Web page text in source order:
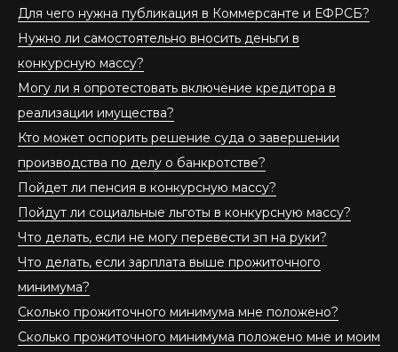
Для чего нужна публикация в Коммерсанте и ЕФРСБ?
Нужно ли самостоятельно вносить деньги в
конкурсную массу?
Могу ли я опротестовать включение кредитора в
реализации имущества?
Кто может оспорить решение суда о завершении
производства по делу о банкротстве?
Пойдет ли пенсия в конкурсную массу?
Пойдут ли социальные льготы в конкурсную массу?
Что делать, если не могу перевести зп на руки?
Что делать, если зарплата выше прожиточного
минимума?
Сколько прожиточного минимума мне положено?
Сколько прожиточного минимума положено мне и моим